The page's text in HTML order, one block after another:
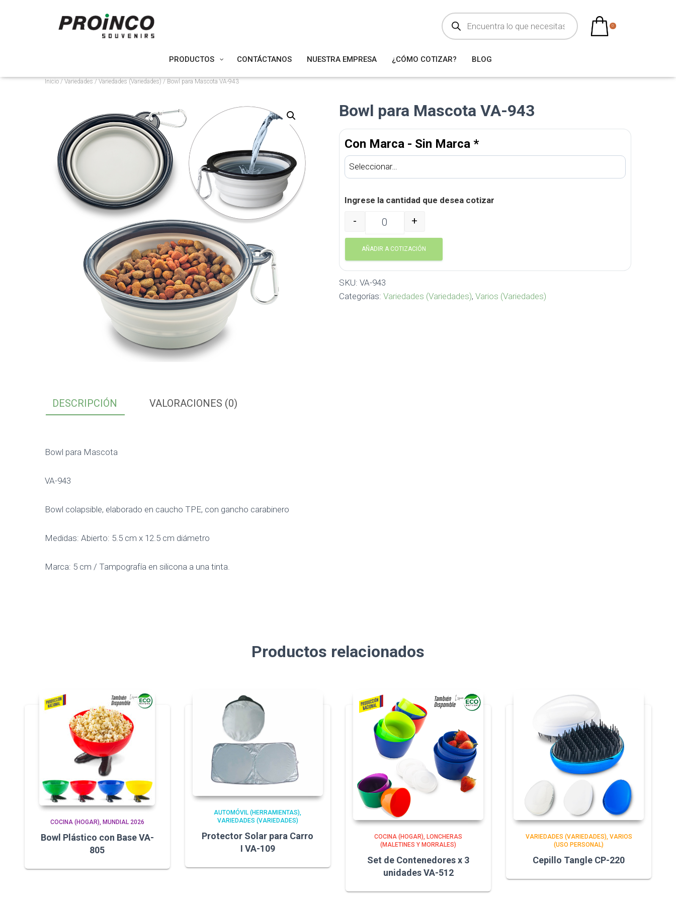
ú
q
a
d
t
o
0
PRODUCTOS CONTÁCTANOS NUESTRA EMPRESA ¿CÓMO COTIZAR? BLOG
Inicio/ Variedades / Variedades (Variedades) / Bowl para Mascota VA-943
Bowl para Mascota VA-943
Con Marca - Sin Marca *
Ingrese la cantidad que desea cotizar
Bowl para Mascota VA-943 cantidad
- +
AÑADIR A COTIZACIÓN
SKU: VA-943
Categorías: Variedades (Variedades), Varios (Variedades)
DESCRIPCIÓN VALORACIONES (0)
Bowl para Mascota
VA-943
Bowl colapsible, elaborado en caucho TPE, con gancho carabinero
Medidas: Abierto: 5.5 cm x 12.5 cm diámetro
Marca: 5 cm / Tampografía en silicona a una tinta.
Productos relacionados
COCINA (HOGAR) MUNDIAL 2026
Bowl Plástico con Base VA-
805
AUTOMÓVIL (HERRAMIENTAS)
VARIEDADES (VARIEDADES)
Protector Solar para Carro
I VA-109
COCINA (HOGAR) LONCHERAS
(MALETINES Y MORRALES)
Set de Contenedores x 3
unidades VA-512
VARIEDADES (VARIEDADES) VARIOS
(USO PERSONAL)
Cepillo Tangle CP-220